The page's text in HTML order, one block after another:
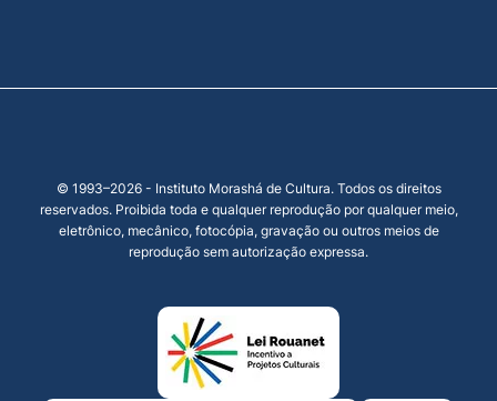
© 1993–2026 - Instituto Morashá de Cultura. Todos os direitos
reservados. Proibida toda e qualquer reprodução por qualquer meio,
eletrônico, mecânico, fotocópia, gravação ou outros meios de
reprodução sem autorização expressa.